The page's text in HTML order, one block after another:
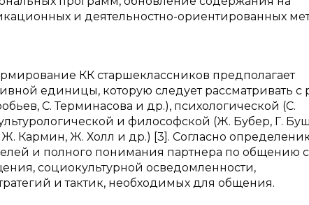
и деятельностно-ориентированных
КК старшеклассников предполагает
единицы, которую следует рассматривать с
С. Терминасова и др.), психологической (С.
и философской (Ж. Бубер, Г.
Кармин, Ж. Холл и др.) [3]. Согласно
и полного понимания партнера по общению с
социокультурной осведомленности,
и тактик, необходимых для общения.